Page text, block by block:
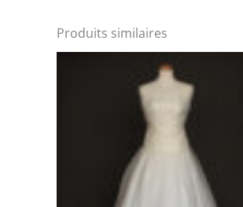
Produits similaires
actuel
est :
600 €.